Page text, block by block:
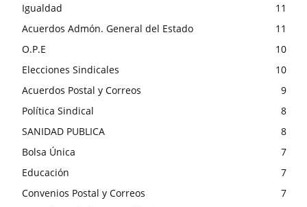
Igualdad
11
Acuerdos Admón. General del Estado
11
O.P.E
10
Elecciones Sindicales
10
Acuerdos Postal y Correos
9
Política Sindical
8
SANIDAD PUBLICA
8
Bolsa Única
7
Educación
7
Convenios Postal y Correos
7